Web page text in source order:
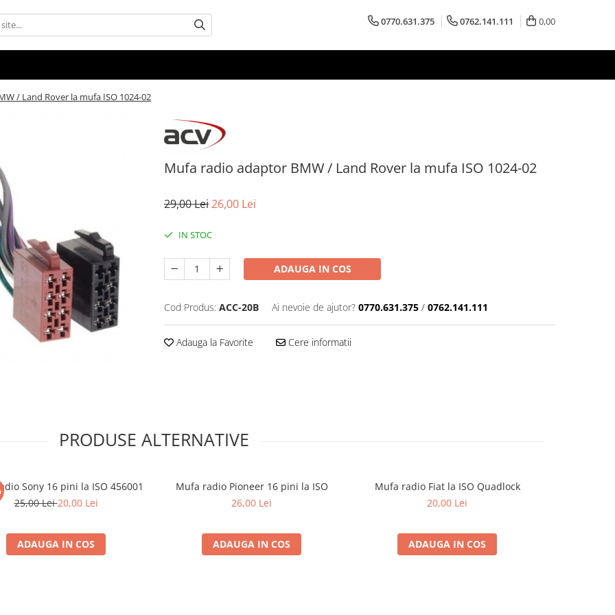
0770.631.375 0762.141.111 0,00
/ Land Rover la mufa ISO 1024-02
Mufa radio adaptor BMW / Land Rover la mufa ISO 1024-02
29,00 Lei26,00 Lei
IN STOC
ADAUGA IN COS
Cod Produs: ACC-20B Ai nevoie de ajutor? 0770.631.375 / 0762.141.111
Adauga la Favorite Cere informatii
PRODUSE ALTERNATIVE
Sony 16 pini la ISO 456001
25,00 Lei20,00 Lei
ADAUGA IN COS
Mufa radio Pioneer 16 pini la ISO
26,00 Lei
ADAUGA IN COS
Mufa radio Fiat la ISO Quadlock
20,00 Lei
ADAUGA IN COS